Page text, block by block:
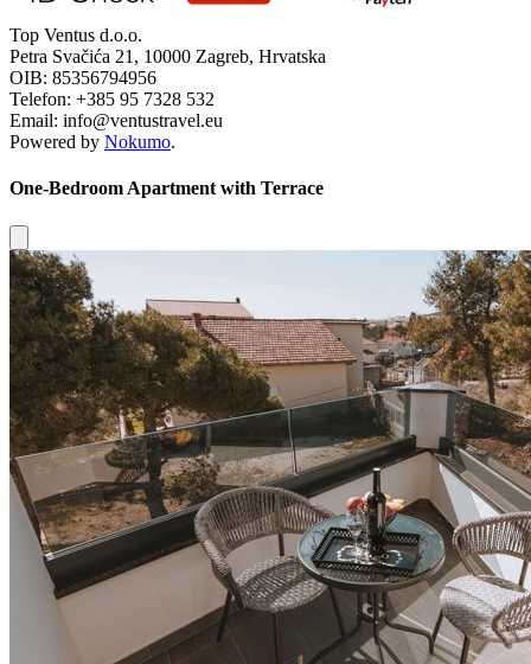
Top Ventus d.o.o.
Petra Svačića 21, 10000 Zagreb, Hrvatska
OIB: 85356794956
Telefon: +385 95 7328 532
Email: info@ventustravel.eu
Powered by Nokumo.
One-Bedroom Apartment with Terrace
Close modal